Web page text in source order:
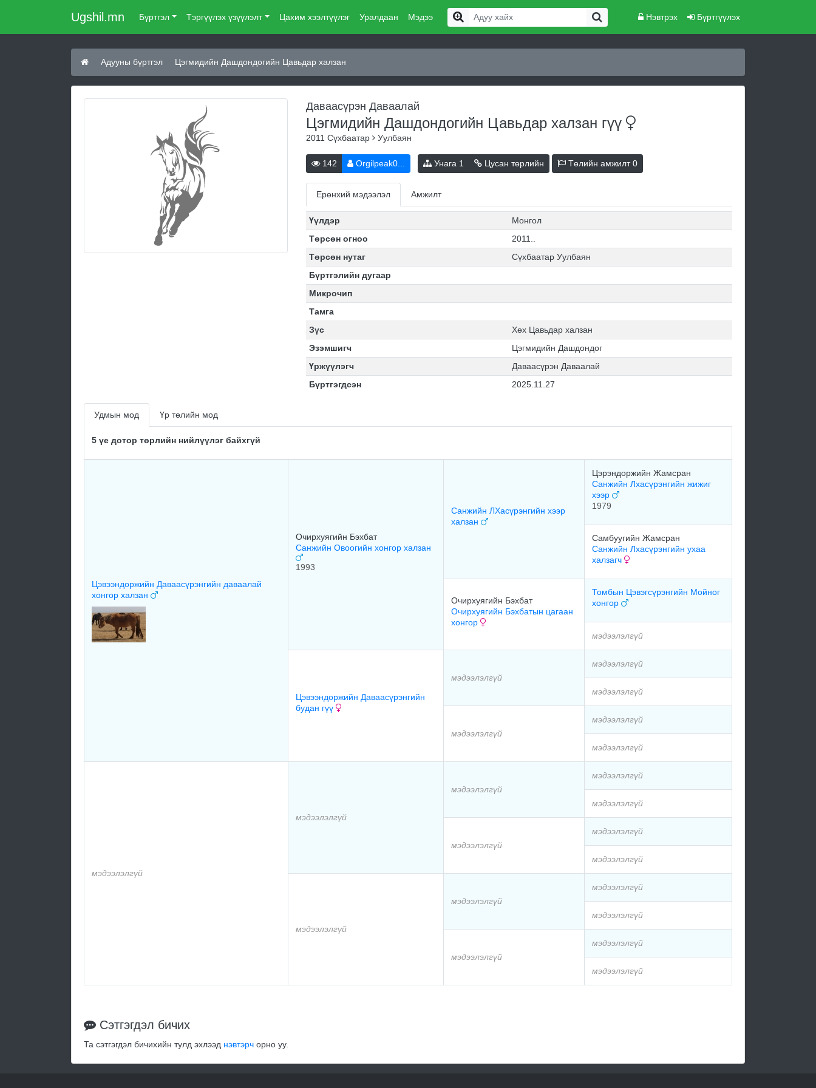
Ugshil.mn Бүртгэл Тэргүүлэх үзүүлэлт Цахим хээлтүүлэг Уралдаан Мэдээ Нэвтрэх Бүртгүүлэх
Адууны бүртгэл Цэгмидийн Дашдондогийн Цавьдар халзан
Даваасүрэн Даваалай
Цэгмидийн Дашдондогийн Цавьдар халзан гүү
2011 Сүхбаатар Уулбаян
142 Orgilpeak0... Унага 1 Цусан төрлийн Төлийн амжилт0
Ерөнхий мэдээлэл Амжилт
Үүлдэр
Монгол
Төрсөн огноо
2011..
Төрсөн нутаг
Сүхбаатар Уулбаян
Бүртгэлийн дугаар
Микрочип
Тамга
Зүс
Хөх Цавьдар халзан
Эзэмшигч
Цэгмидийн Дашдондог
Үржүүлэгч
Даваасүрэн Даваалай
Бүртгэгдсэн
2025.11.27
Удмын мод Үр төлийн мод
5 үе дотор төрлийн нийлүүлэг байхгүй
Цэвээндоржийн Даваасүрэнгийн даваалай
хонгор халзан
Очирхуягийн Бэхбат
Санжийн Овоогийн хонгор халзан
1993
Санжийн ЛХасүрэнгийн хээр
халзан
Цэрэндоржийн Жамсран
Санжийн Лхасүрэнгийн жижиг
хээр
1979
Самбуугийн Жамсран
Санжийн Лхасүрэнгийн ухаа
халзагч
Очирхуягийн Бэхбат
Очирхуягийн Бэхбатын цагаан
хонгор
Томбын Цэвэгсүрэнгийн Мойног
хонгор
мэдээлэлгүй
Цэвээндоржийн Даваасүрэнгийн
будан гүү
мэдээлэлгүй
мэдээлэлгүй
мэдээлэлгүй
мэдээлэлгүй
мэдээлэлгүй
мэдээлэлгүй
мэдээлэлгүй
мэдээлэлгүй
мэдээлэлгүй
мэдээлэлгүй
мэдээлэлгүй
мэдээлэлгүй
мэдээлэлгүй
мэдээлэлгүй
мэдээлэлгүй
мэдээлэлгүй
мэдээлэлгүй
мэдээлэлгүй
мэдээлэлгүй
мэдээлэлгүй
мэдээлэлгүй
Сэтгэгдэл бичих
Та сэтгэгдэл бичихийн тулд эхлээд нэвтэрч орно уу.